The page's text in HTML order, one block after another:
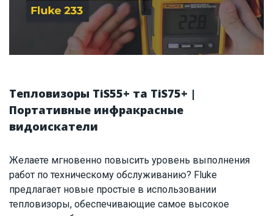
Тепловизоры TiS55+ та TiS75+ |
Портативные инфракрасные
видоискатели
Желаете мгновенно повысить уровень выполнения
работ по техническому обслуживанию? Fluke
предлагает новые простые в использовании
тепловизоры, обеспечивающие самое высокое